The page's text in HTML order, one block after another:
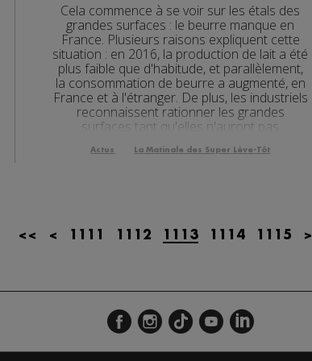
08h06
07h32
07h04
09h06
Cela commence à se voir sur les étals des
grandes surfaces : le beurre manque en
France. Plusieurs raisons expliquent cette
situation : en 2016, la production de lait a été
plus faible que d'habitude, et parallèlement,
la consommation de beurre a augmenté, en
France et à l'étranger. De plus, les industriels
reconnaissent rationner les grandes
surfaces tant qu'elles n'auront pas
Actus La Matinale des Super Lève-Tôt
<< < 1111 1112 1113 1114 1115 >